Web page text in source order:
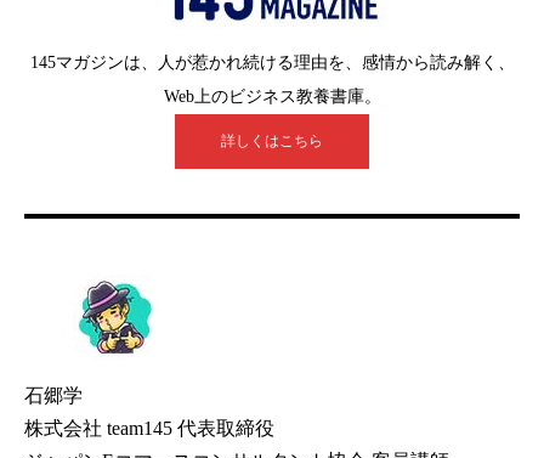
145マガジンは、人が惹かれ続ける理由を、感情から読み解く、
Web上のビジネス教養書庫。
詳しくはこちら
石郷学
株式会社 team145 代表取締役